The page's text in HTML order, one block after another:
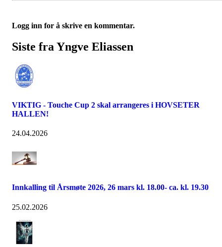
Logg inn for å skrive en kommentar.
Siste fra Yngve Eliassen
VIKTIG - Touche Cup 2 skal arrangeres i HOVSETER
HALLEN!
24.04.2026
Innkalling til Årsmøte 2026, 26 mars kl. 18.00- ca. kl. 19.30
25.02.2026